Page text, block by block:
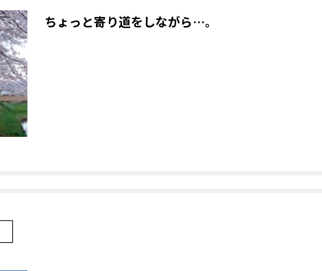
ちょっと寄り道をしながら…。